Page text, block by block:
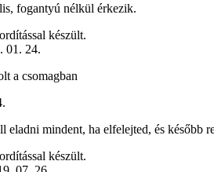
fogantyú nélkül érkezik.
készült.
01. 24.
a csomagban
eladni mindent, ha elfelejted, és később
készült.